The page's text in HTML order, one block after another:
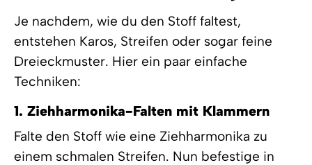
Je nachdem, wie du den Stoff faltest,
entstehen Karos, Streifen oder sogar feine
Dreieckmuster. Hier ein paar einfache
Techniken:
1. Ziehharmonika-Falten mit Klammern
Falte den Stoff wie eine Ziehharmonika zu
einem schmalen Streifen. Nun befestige in